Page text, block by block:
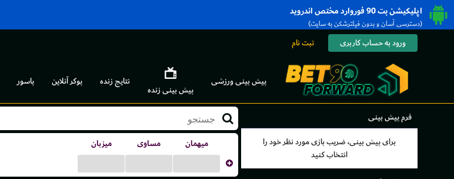
اپلیکیشن بت 90 فوروارد مختص اندروید
(دسترسی آسان و بدون فیلترشکن به سایت)
ورود به حساب کاربری ثبت نام
پیش بینی ورزشی
پیش بینی زنده
نتایج زنده پوکر آنلاین پاسور
فرم پیش بینی
برای پیش بینی، ضریب بازی مورد نظر خود را
انتخاب کنید
میزبان مساوی میهمان